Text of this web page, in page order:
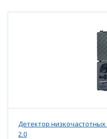
Детектор низкочастотных
2.0